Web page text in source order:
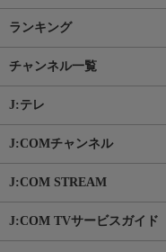
ランキング
チャンネル一覧
J:テレ
J:COMチャンネル
J:COM STREAM
J:COM TVサービスガイド